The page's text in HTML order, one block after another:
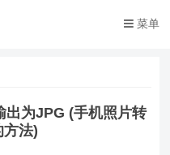
菜单
出为JPG (手机照片转
法)